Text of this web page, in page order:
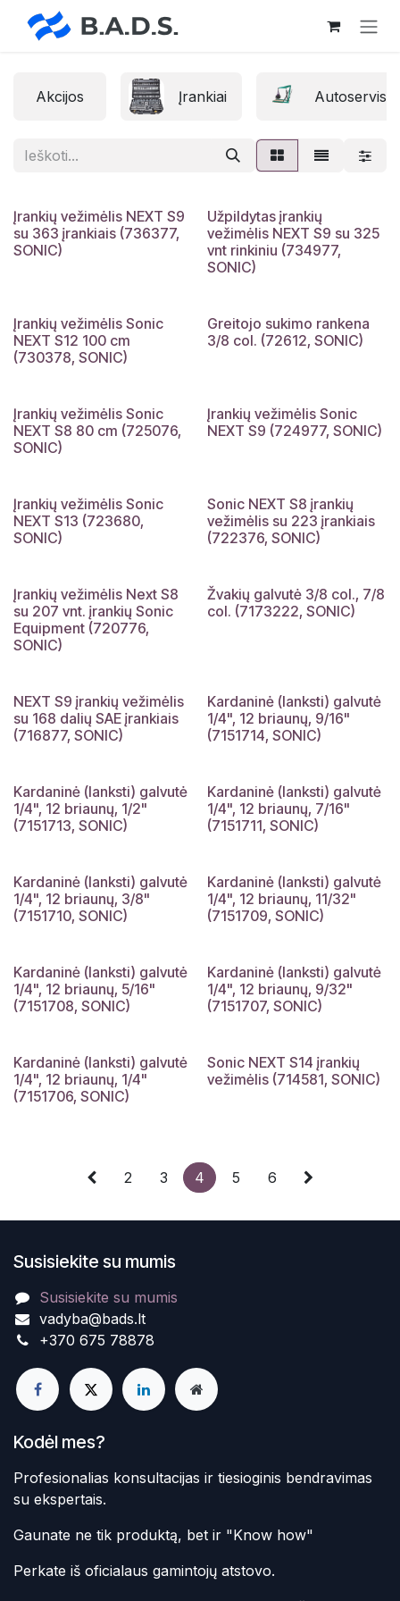
Skip to Content
Akcijos Įrankiai Autoservisų
10 M. GARANTIJA
Įrankių vežimėlis NEXT S9
su 363 įrankiais (736377,
SONIC)
Užpildytas įrankių
vežimėlis NEXT S9 su 325
vnt rinkiniu (734977,
SONIC)
Įrankių vežimėlis Sonic
NEXT S12 100 cm
(730378, SONIC)
Greitojo sukimo rankena
3/8 col. (72612, SONIC)
Įrankių vežimėlis Sonic
NEXT S8 80 cm (725076,
SONIC)
Įrankių vežimėlis Sonic
NEXT S9 (724977, SONIC)
Įrankių vežimėlis Sonic
NEXT S13 (723680,
SONIC)
Sonic NEXT S8 įrankių
vežimėlis su 223 įrankiais
(722376, SONIC)
10 M. GARANTIJA
Įrankių vežimėlis Next S8
su 207 vnt. įrankių Sonic
Equipment (720776,
SONIC)
Žvakių galvutė 3/8 col., 7/8
col. (7173222, SONIC)
10 M. GARANTIJA
NEXT S9 įrankių vežimėlis
su 168 dalių SAE įrankiais
(716877, SONIC)
Kardaninė (lanksti) galvutė
1/4", 12 briaunų, 9/16"
(7151714, SONIC)
Kardaninė (lanksti) galvutė
1/4", 12 briaunų, 1/2"
(7151713, SONIC)
Kardaninė (lanksti) galvutė
1/4", 12 briaunų, 7/16"
(7151711, SONIC)
Kardaninė (lanksti) galvutė
1/4", 12 briaunų, 3/8"
(7151710, SONIC)
Kardaninė (lanksti) galvutė
1/4", 12 briaunų, 11/32"
(7151709, SONIC)
Kardaninė (lanksti) galvutė
1/4", 12 briaunų, 5/16"
(7151708, SONIC)
Kardaninė (lanksti) galvutė
1/4", 12 briaunų, 9/32"
(7151707, SONIC)
Kardaninė (lanksti) galvutė
1/4", 12 briaunų, 1/4"
(7151706, SONIC)
Sonic NEXT S14 įrankių
vežimėlis (714581, SONIC)
2 3 4 5 6
Susisiekite su mumis
Susisiekite su mumis
vadyba@bads.lt
+370 675 78878
Kodėl mes?
Profesionalias konsultacijas ir tiesioginis bendravimas
su ekspertais.
Gaunate ne tik produktą, bet ir "Know how"
Perkate iš oficialaus gamintojų atstovo.